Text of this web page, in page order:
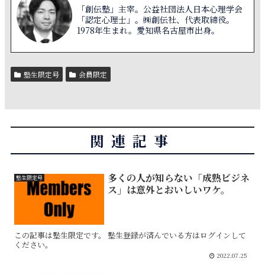
「創伝塾」主宰。公益社団法人日本心理学会
「認定心理士」。㈱創伝社、代表取締役。
1978年生まれ。愛知県名古屋市出身。
塾生限定号 会員限定
関連記事
塾生限定号
多くの人が知らない「成熟ビジネ
ス」は意外とおいしいワケ。
この記事は塾生限定です。 塾生登録が済んでいる方はログインして
ください。
2022.07.25